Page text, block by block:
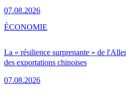
07.08.2026
La « résilience surprenante » de
des exportations chinoises
07.08.2026
ÉCONOMIE